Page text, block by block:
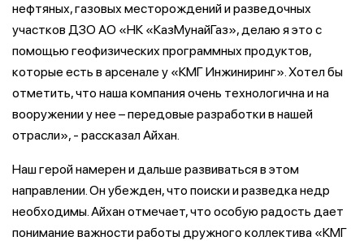
нефтяных, газовых месторождений и разведочных
участков ДЗО АО «НК «КазМунайГаз», делаю я это с
помощью геофизических программных продуктов,
которые есть в арсенале у «КМГ Инжиниринг». Хотел бы
отметить, что наша компания очень технологична и на
вооружении у нее – передовые разработки в нашей
отрасли», - рассказал Айхан.
Наш герой намерен и дальше развиваться в этом
направлении. Он убежден, что поиски и разведка недр
необходимы. Айхан отмечает, что особую радость дает
понимание важности работы дружного коллектива «КМГ